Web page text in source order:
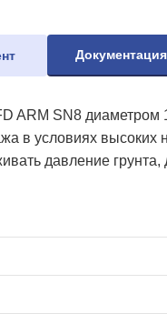
Документация
ARM SN8
в условиях высоких
давление